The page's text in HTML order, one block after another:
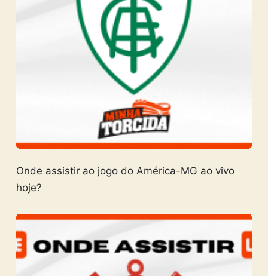
Onde assistir ao jogo do América-MG ao vivo
hoje?